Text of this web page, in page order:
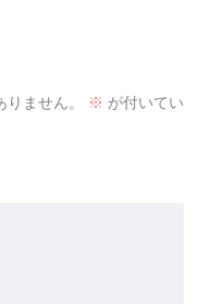
ません。 ※ が付いてい